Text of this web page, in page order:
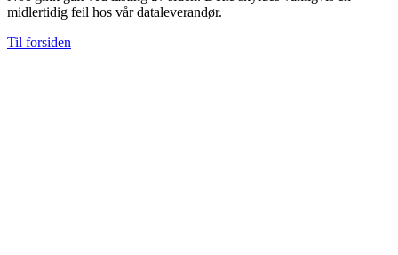
midlertidig feil hos vår dataleverandør.
Til forsiden